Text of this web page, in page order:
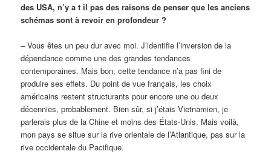
des USA, n’y a t il pas des raisons de penser que les anciens
schémas sont à revoir en profondeur ?
– Vous êtes un peu dur avec moi. J’identifie l’inversion de la
dépendance comme une des grandes tendances
contemporaines. Mais bon, cette tendance n’a pas fini de
produire ses effets. Du point de vue français, les choix
américains restent structurants pour encore une ou deux
décennies, probablement. Bien sûr, si j’étais Vietnamien, je
parlerais plus de la Chine et moins des États-Unis. Mais voilà,
mon pays se situe sur la rive orientale de l’Atlantique, pas sur la
rive occidentale du Pacifique.